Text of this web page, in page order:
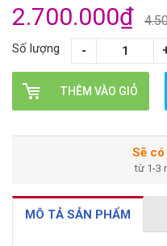
2.700.000₫
Số lượng
THÊM VÀO GIỎ
Sẽ
từ 1-3
MÔ TẢ SẢN PHẨM